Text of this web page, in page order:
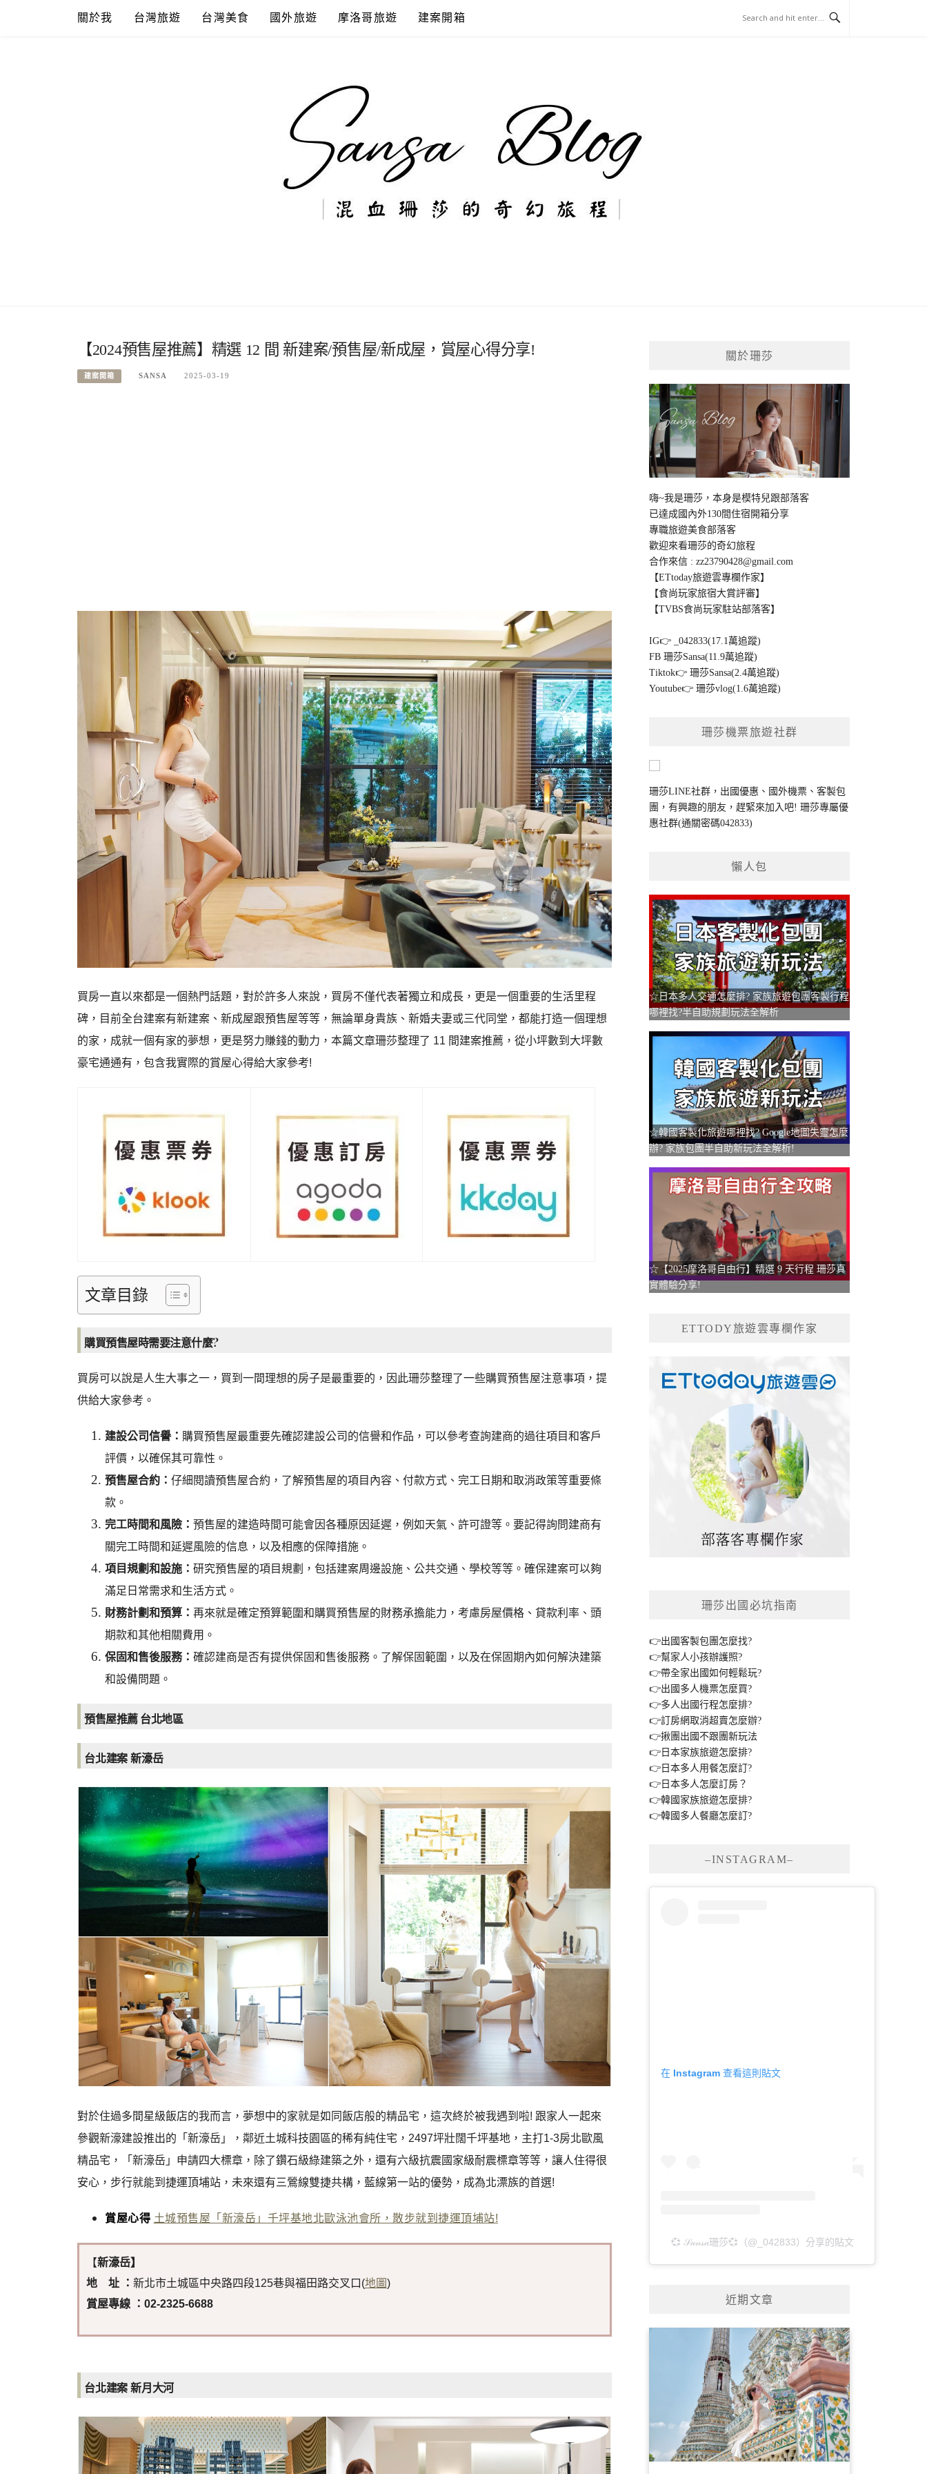
關於我 台灣旅遊 台灣美食 國外旅遊 摩洛哥旅遊 建案開箱
【2024預售屋推薦】精選 12 間 新建案/預售屋/新成屋，賞屋心得分享!
建案開箱 SANSA 2025-03-19
買房一直以來都是一個熱門話題，對於許多人來說，買房不僅代表著獨立和成長，更是一個重要的生活里程
碑，目前全台建案有新建案、新成屋跟預售屋等等，無論單身貴族、新婚夫妻或三代同堂，都能打造一個理想
的家，成就一個有家的夢想，更是努力賺錢的動力，本篇文章珊莎整理了 11 間建案推薦，從小坪數到大坪數
豪宅通通有，包含我實際的賞屋心得給大家參考!
文章目錄
購買預售屋時需要注意什麼?
買房可以說是人生大事之一，買到一間理想的房子是最重要的，因此珊莎整理了一些購買預售屋注意事項，提
供給大家參考。
建設公司信譽： 購買預售屋最重要先確認建設公司的信譽和作品，可以參考查詢建商的過往項目和客戶
評價，以確保其可靠性。
預售屋合約： 仔細閱讀預售屋合約，了解預售屋的項目內容、付款方式、完工日期和取消政策等重要條
款。
完工時間和風險： 預售屋的建造時間可能會因各種原因延遲，例如天氣、許可證等。要記得詢問建商有
關完工時間和延遲風險的信息，以及相應的保障措施。
項目規劃和設施： 研究預售屋的項目規劃，包括建案周邊設施、公共交通、學校等等。確保建案可以夠
滿足日常需求和生活方式。
財務計劃和預算： 再來就是確定預算範圍和購買預售屋的財務承擔能力，考慮房屋價格、貸款利率、頭
期款和其他相關費用。
保固和售後服務： 確認建商是否有提供保固和售後服務。了解保固範圍，以及在保固期內如何解決建築
和設備問題。
預售屋推薦 台北地區
台北建案 新濠岳
對於住過多間星級飯店的我而言，夢想中的家就是如同飯店般的精品宅，這次終於被我遇到啦! 跟家人一起來
參觀新濠建設推出的「新濠岳」，鄰近土城科技園區的稀有純住宅，2497坪壯闊千坪基地，主打1-3房北歐風
精品宅，「新濠岳」申請四大標章，除了鑽石級綠建築之外，還有六級抗震國家級耐震標章等等，讓人住得很
安心，步行就能到捷運頂埔站，未來還有三鶯線雙捷共構，藍線第一站的優勢，成為北漂族的首選!
賞屋心得 土城預售屋「新濠岳」千坪基地北歐泳池會所，散步就到捷運頂埔站!
【新濠岳】
地 址 ： 新北市土城區中央路四段125巷與福田路交叉口(地圖)
賞屋專線 ：02-2325-6688
台北建案 新月大河
關於珊莎
嗨~我是珊莎，本身是模特兒跟部落客
已達成國內外130間住宿開箱分享
專職旅遊美食部落客
歡迎來看珊莎的奇幻旅程
合作來信 :zz23790428@gmail.com
【ETtoday旅遊雲專欄作家】
【食尚玩家旅宿大賞評審】
【TVBS食尚玩家駐站部落客】
IG👉
_042833(17.1萬追蹤)
FB珊莎Sansa(11.9萬追蹤)
Tiktok👉珊莎Sansa(2.4萬追蹤)
Youtube👉珊莎vlog(1.6萬追蹤)
珊莎機票旅遊社群
珊莎LINE社群，出國優惠、國外機票、客製包
團，有興趣的朋友，趕緊來加入吧!珊莎專屬優
惠社群(通關密碼042833)
懶人包
☆日本多人交通怎麼排? 家族旅遊包團客製行程
哪裡找?半自助規劃玩法全解析
☆韓國客製化旅遊哪裡找? Google地圖失靈怎麼
辦? 家族包團半自助新玩法全解析!
☆【2025摩洛哥自由行】精選 9 天行程 珊莎真
實體驗分享!
ETTODY旅遊雲專欄作家
珊莎出國必坑指南
👉出國客製包團怎麼找?
👉幫家人小孩辦護照?
👉帶全家出國如何輕鬆玩?
👉出國多人機票怎麼買?
👉多人出國行程怎麼排?
👉訂房網取消超賣怎麼辦?
👉揪團出國不跟團新玩法
👉日本家族旅遊怎麼排?
👉日本多人用餐怎麼訂?
👉日本多人怎麼訂房？
👉韓國家族旅遊怎麼排?
👉韓國多人餐廳怎麼訂?
–INSTAGRAM–
在 Instagram 查看這則貼文
💞 𝒮𝒶𝓃𝓈𝒶珊莎💞（@_042833）分享的貼文
近期文章